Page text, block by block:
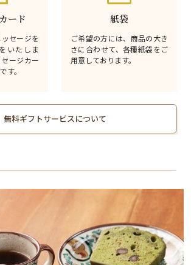
ード
セージを
いたしま
ージカー
す。
紙袋
ご希望の方には、商品の大き
さに合わせて、各種紙袋をご
用意しております。
無料ギフトサービスについて